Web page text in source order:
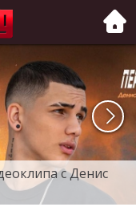
с Денис